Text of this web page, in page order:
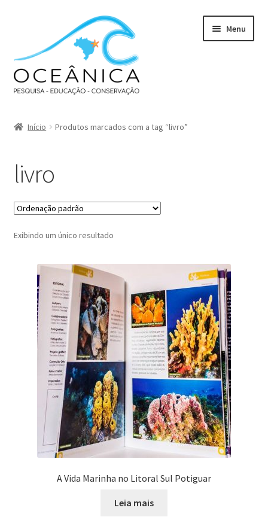
navegação
conteúdo
Menu
Início Produtos marcados com a tag “livro”
livro
Exibindo um único resultado
A Vida Marinha no Litoral Sul Potiguar
Leia mais